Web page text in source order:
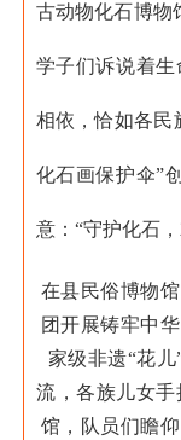
古动物化石博物
学子们诉说着
相依，恰如各民
化石画保护伞”
意：“守护化石
在县民俗博物
团开展铸牢中
家级非遗“花
流，各族儿女手
馆，队员们瞻